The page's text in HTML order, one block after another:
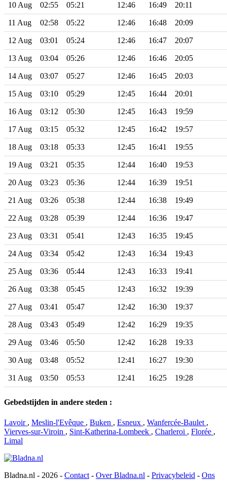
10 Aug 02:55 05:21 12:46 16:49 20:11
11 Aug 02:58 05:22 12:46 16:48 20:09
12 Aug 03:01 05:24 12:46 16:47 20:07
13 Aug 03:04 05:26 12:46 16:46 20:05
14 Aug 03:07 05:27 12:46 16:45 20:03
15 Aug 03:10 05:29 12:45 16:44 20:01
16 Aug 03:12 05:30 12:45 16:43 19:59
17 Aug 03:15 05:32 12:45 16:42 19:57
18 Aug 03:18 05:33 12:45 16:41 19:55
19 Aug 03:21 05:35 12:44 16:40 19:53
20 Aug 03:23 05:36 12:44 16:39 19:51
21 Aug 03:26 05:38 12:44 16:38 19:49
22 Aug 03:28 05:39 12:44 16:36 19:47
23 Aug 03:31 05:41 12:43 16:35 19:45
24 Aug 03:34 05:42 12:43 16:34 19:43
25 Aug 03:36 05:44 12:43 16:33 19:41
26 Aug 03:38 05:45 12:43 16:32 19:39
27 Aug 03:41 05:47 12:42 16:30 19:37
28 Aug 03:43 05:49 12:42 16:29 19:35
29 Aug 03:46 05:50 12:42 16:28 19:33
30 Aug 03:48 05:52 12:41 16:27 19:30
31 Aug 03:50 05:53 12:41 16:25 19:28
Gebedstijden in andere steden :
Lavoir , Meslin-l'Evêque , Buken , Esneux , Wanfercée-Baulet ,
Vierves-sur-Viroin , Sint-Katherina-Lombeek , Charleroi , Florée ,
Limal
Bladna.nl - 2026 - Contact - Over Bladna.nl - Privacybeleid - Ons